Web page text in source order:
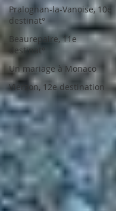
Pralognan-la-Vanoise, 10e
destinat°
Beaurepaire, 11e
destinat°
Un mariage à Monaco
Vierzon, 12e destination